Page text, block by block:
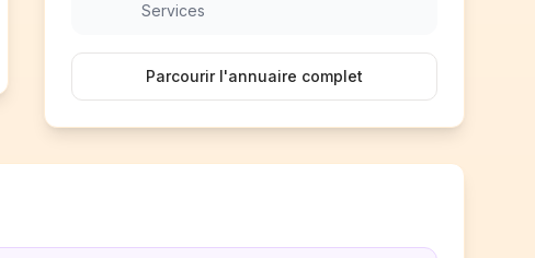
Services
Parcourir l'annuaire complet